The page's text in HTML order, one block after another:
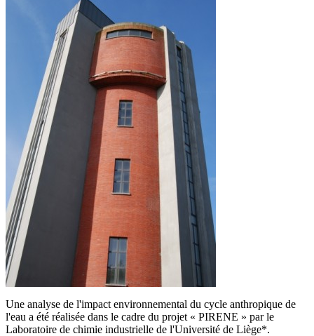
Une analyse de l'impact environnemental du cycle anthropique de
l'eau a été réalisée dans le cadre du projet « PIRENE » par le
Laboratoire de chimie industrielle de l'Université de Liège*.